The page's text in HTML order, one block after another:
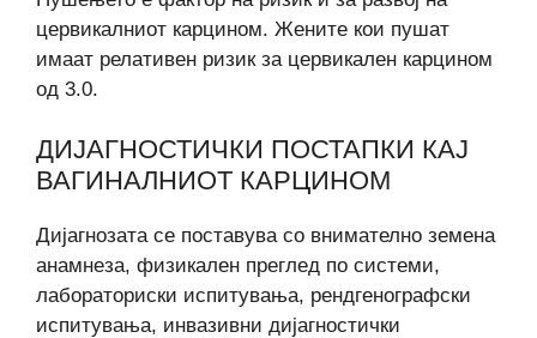
цервикалниот карцином. Жените кои пушат
имаат релативен ризик за цервикален карцином
од 3.0.
ДИЈАГНОСТИЧКИ ПОСТАПКИ КАЈ
ВАГИНАЛНИОТ КАРЦИНОМ
Дијагнозата се поставува со внимателно земена
анамнеза, физикален преглед по системи,
лабораториски испитувања, рендгенографски
испитувања, инвазивни дијагностички